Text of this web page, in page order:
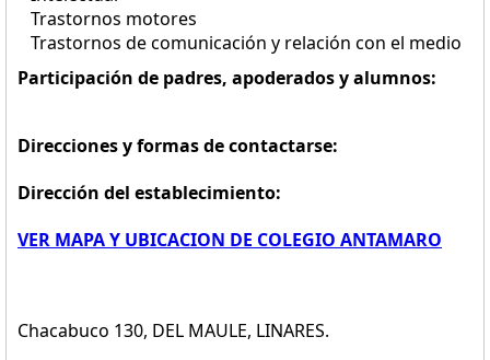
Trastornos motores
Trastornos de comunicación y relación con el medio
Participación de padres, apoderados y alumnos:
Direcciones y formas de contactarse:
Dirección del establecimiento:
VER MAPA Y UBICACION DE COLEGIO ANTAMARO
Chacabuco 130, DEL MAULE, LINARES.